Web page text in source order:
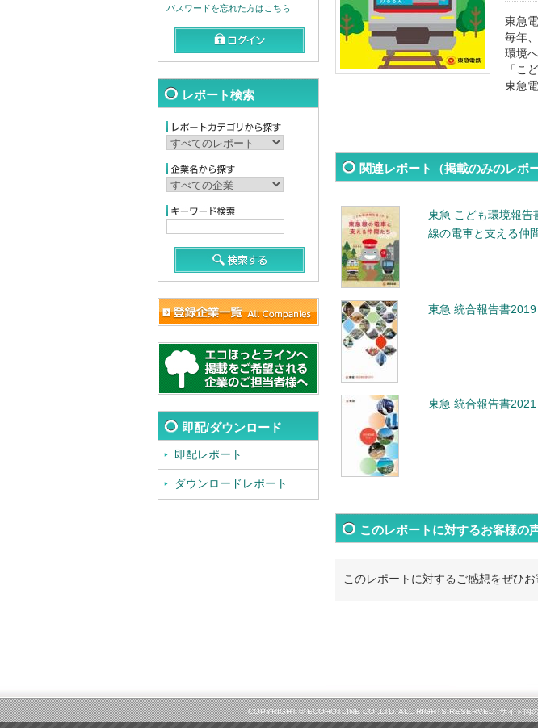
パスワードを忘れた方はこちら
レポート検索
即配/ダウンロード
即配レポート
ダウンロードレポート
東急
毎年
環境
「こ
東急
関連レポート（掲載のみのレポ
東急 こども環境報
線の電車と支える仲
東急 統合報告書2019
東急 統合報告書2021
このレポートに対するお客様の
このレポートに対するご感想をぜひお
COPYRIGHT © ECOHOTLINE CO.,LTD. ALL RIGHTS RESERVED. サイト内